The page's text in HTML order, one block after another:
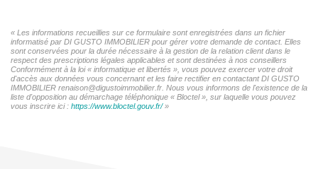
« Les informations recueillies sur ce formulaire sont enregistrées dans un fichier
informatisé par DI GUSTO IMMOBILIER pour gérer votre demande de contact. Elles
sont conservées pour la durée nécessaire à la gestion de la relation client dans le
respect des prescriptions légales applicables et sont destinées à nos conseillers
Conformément à la loi « informatique et libertés », vous pouvez exercer votre droit
d'accès aux données vous concernant et les faire rectifier en contactant DI GUSTO
IMMOBILIER renaison@digustoimmobilier.fr. Nous vous informons de l'existence de la
liste d'opposition au démarchage téléphonique « Bloctel », sur laquelle vous pouvez
vous inscrire ici : https://www.bloctel.gouv.fr/»